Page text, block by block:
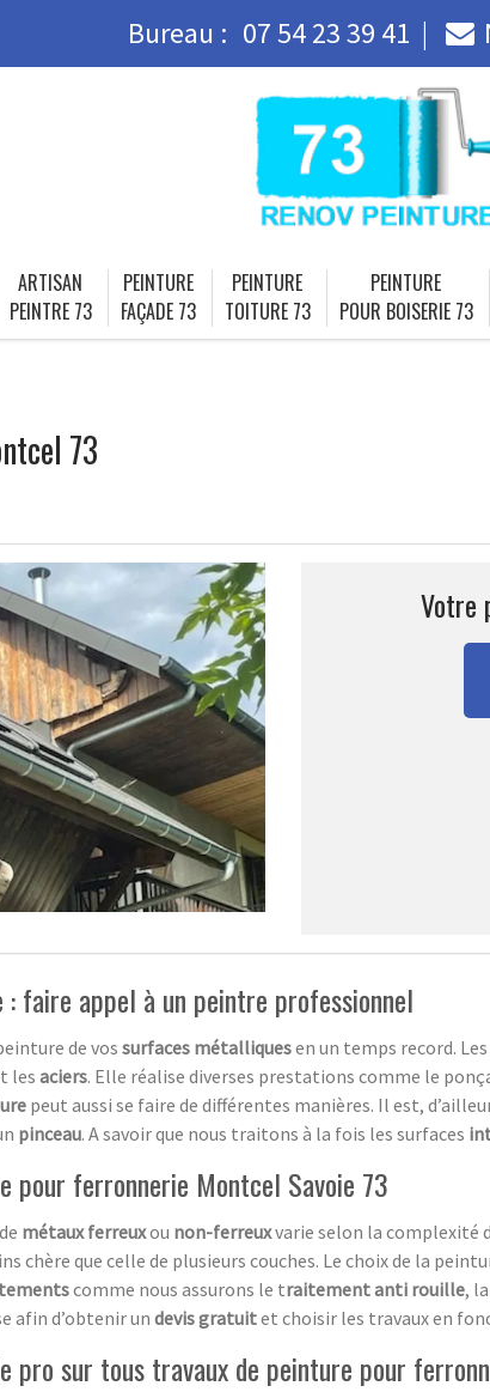
Bureau : 07 54 23 39 41
ARTISAN
PEINTRE 73
PEINTURE
FAÇADE 73
PEINTURE
TOITURE 73
PEINTURE
POUR BOISERIE 73
73
Votre
faire appel à un peintre professionnel
de vos surfaces métalliquesen un temps record.
les aciers. Elle réalise diverses prestations comme le
peut aussi se faire de différentes manières. Il est,
pinceau. A savoir que nous traitons à la fois les surfaces
pour ferronnerie Montcel Savoie 73
de métaux ferreuxou non-ferreuxvarie selon la complexité
chère que celle de plusieurs couches. Le choix de la
comme nous assurons le traitement anti rouille,
afin d’obtenir un devisgratuitet choisir les travaux en
pro sur tous travaux de peinture pour